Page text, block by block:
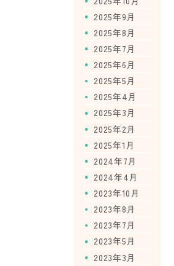
2025年9月
2025年8月
2025年7月
2025年6月
2025年5月
2025年4月
2025年3月
2025年2月
2025年1月
2024年7月
2024年4月
2023年10月
2023年8月
2023年7月
2023年5月
2023年3月